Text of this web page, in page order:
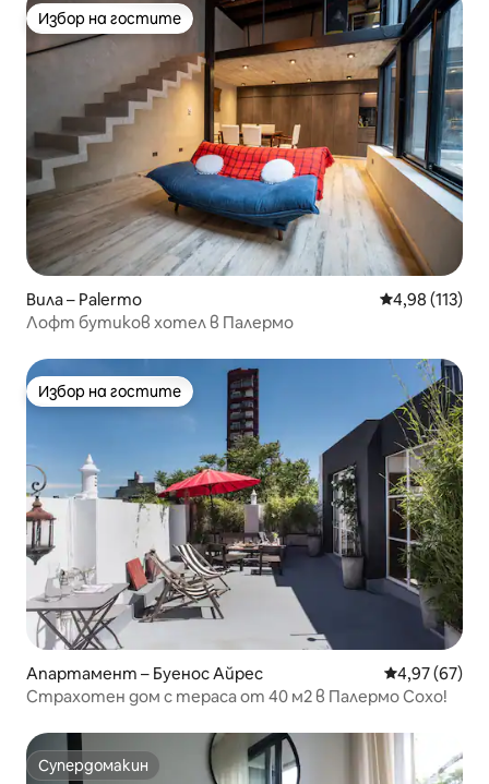
Избор на гостите
Избор на гостите
Вила – Palermo Средна
4,98 (113)
Лофт бутиков хотел в Палермо
Избор на гостите
Избор на гостите
Апартамент – Буенос Айрес Средна
4,97 (67)
Страхотен дом с тераса от 40 м2 в Палермо Сохо!
Супердомакин
Супердомакин